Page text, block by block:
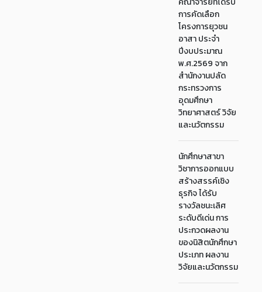
การคัดเลือก
โครงการยุวชน
อาสา ประจำ
ปีงบประมาณ
พ.ศ.2569 จาก
สำนักงานปลัด
กระทรวงการ
อุดมศึกษา
วิทยาศาสตร์ วิจัย
และนวัตกรรม
นักศึกษาสาขา
วิชาการออกแบบ
สร้างสรรค์เชิง
ธุรกิจ ได้รับ
รางวัลชนะเลิศ
ระดับดีเด่น การ
ประกวดผลงาน
ของนิสิตนักศึกษา
ประเภท ผลงาน
วิจัยและนวัตกรรม